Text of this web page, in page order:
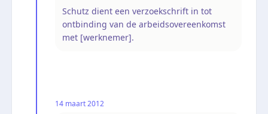
Schutz dient een verzoekschrift in tot
ontbinding van de arbeidsovereenkomst
met [werknemer].
14 maart 2012